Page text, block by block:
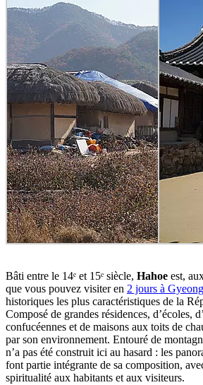
Bâti entre le 14ᵉ et 15ᵉ siècle, Hahoe est,
que vous pouvez visiter en 2 jours à
historiques les plus caractéristiques de la
Composé de grandes résidences, d’écoles,
confucéennes et de maisons aux toits de
par son environnement. Entouré de
n’a pas été construit ici au hasard : les
font partie intégrante de sa composition,
spiritualité aux habitants et aux visiteurs.